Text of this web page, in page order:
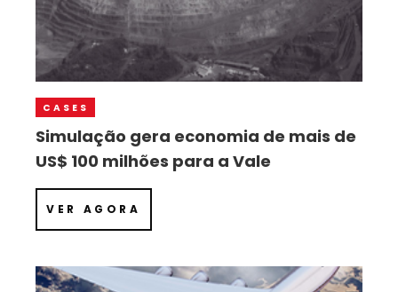
CASES
Simulação gera economia de mais de
US$ 100 milhões para a Vale
VER AGORA